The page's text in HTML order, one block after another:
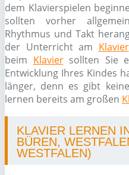
dem Klavierspielen
sollten vorher
Rhythmus und Takt
der Unterricht am Klavier
beim Klaviersollten Sie
Entwicklung Ihres Kindes
länger, denn es gibt
lernen bereits am großen
KLAVIER LERNEN
BÜREN,
WESTFALEN)